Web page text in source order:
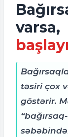
varsa,
təsiri çox
göstərir.